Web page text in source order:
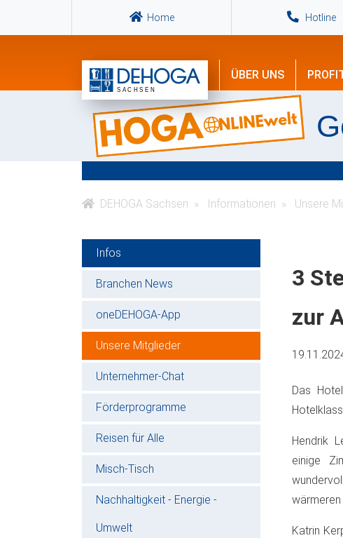
Home Hotline
ÜBER UNS
DEHOGA Sachsen Informationen Unsere
Infos
Branchen News
oneDEHOGA-App
Unsere Mitglieder
Unternehmer-Chat
Förderprogramme
Reisen für Alle
Misch-Tisch
Nachhaltigkeit - Energie -
Umwelt
3
zur
Das
Hendrik
einige
Katrin